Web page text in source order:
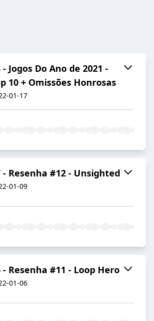
- Jogos Do Ano de 2021 -
10 + Omissões Honrosas
01-17
- Resenha #12 - Unsighted
01-09
- Resenha #11 - Loop Hero
01-06